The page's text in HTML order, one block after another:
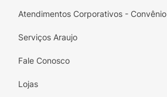
Atendimentos Corporativos - Convênio
Serviços Araujo
Fale Conosco
Lojas